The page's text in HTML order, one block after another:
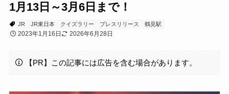
1月13日～3月6日まで！
JR JR東日本 クイズラリー プレスリリース 鶴見駅
2023年1月16日 2026年6月28日
【PR】この記事には広告を含む場合があります。